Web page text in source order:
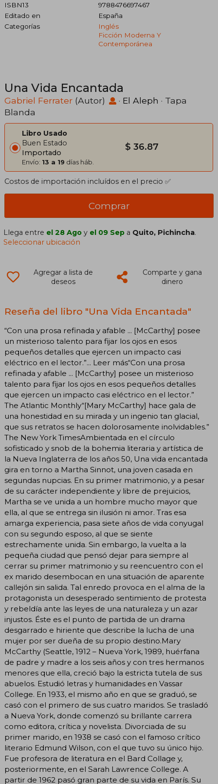
ISBN13
9788476697467
Editado en
España
Categorías
Inglés
Ficción Moderna Y
Contemporánea
Una Vida Encantada
Gabriel Ferrater (Autor) · El Aleph · Tapa
Blanda
Libro Usado
Buen Estado
Importado
Envío: 13 a 19 días háb.
$ 36.87
Costos de importación incluídos en el precio ✅
Comprar
Llega entre el 28 Ago y el 09 Sep a Quito, Pichincha.
Seleccionar ubicación
Agregar a lista de
deseos
Comparte y gana
dinero
Reseña del libro "Una Vida Encantada"
“Con una prosa refinada y afable ... [McCarthy] posee
un misterioso talento para fijar los ojos en esos
pequeños detalles que ejercen un impacto casi
eléctrico en el lector.”... Leer más“Con una prosa
refinada y afable ... [McCarthy] posee un misterioso
talento para fijar los ojos en esos pequeños detalles
que ejercen un impacto casi eléctrico en el lector.”
The Atlantic Monthly“[Mary McCarthy] hace gala de
una honestidad en su mirada y un ingenio tan glacial,
que sus retratos se hacen dolorosamente inolvidables.”
The New York TimesAmbientada en el círculo
sofisticado y snob de la bohemia literaria y artística de
la Nueva Inglaterra de los años 50, Una vida encantada
gira en torno a Martha Sinnot, una joven casada en
segundas nupcias. En su primer matrimonio, y a pesar
de su carácter independiente y libre de prejuicios,
Martha se ve unida a un hombre mucho mayor que
ella, al que se entrega sin ilusión ni amor. Tras esa
amarga experiencia, pasa siete años de vida conyugal
con su segundo esposo, al que se siente
estrechamente unida. Sin embargo, la vuelta a la
pequeña ciudad que pensó dejar para siempre al
cerrar su primer matrimonio y su reencuentro con el
ex marido desembocan en una situación de aparente
callejón sin salida. Tal enredo provoca en el alma de la
protagonista un desesperado sentimiento de protesta
y rebeldía ante las leyes de una naturaleza y un azar
injustos. Éste es el punto de partida de un drama
desgarrado e hiriente que describe la lucha de una
mujer por ser dueña de su propio destino.Mary
McCarthy (Seattle, 1912 – Nueva York, 1989, huérfana
de padre y madre a los seis años y con tres hermanos
menores que ella, creció bajo la estricta tutela de sus
abuelos. Estudió letras y humanidades en Vassar
College. En 1933, el mismo año en que se graduó, se
casó con el primero de sus cuatro maridos. Se trasladó
a Nueva York, donde comenzó su brillante carrera
como editora, crítica y novelista. Divorciada de su
primer marido, en 1938 se casó con el famoso crítico
literario Edmund Wilson, con el que tuvo su único hijo.
Fue profesora de literatura en el Bard Collage y,
posteriormente, en el Sarah Lawrence College. A
partir de 1962 pasó gran parte de su vida en París. Su